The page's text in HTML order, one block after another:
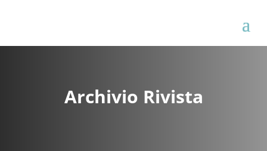
Archivio Rivista